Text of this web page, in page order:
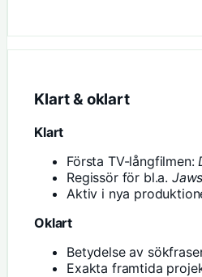
Klart & oklart
Klart
Första TV-långfilmen:
Regissör för bl.a. Jaws
Aktiv i nya
Oklart
Betydelse av
Exakta framtida